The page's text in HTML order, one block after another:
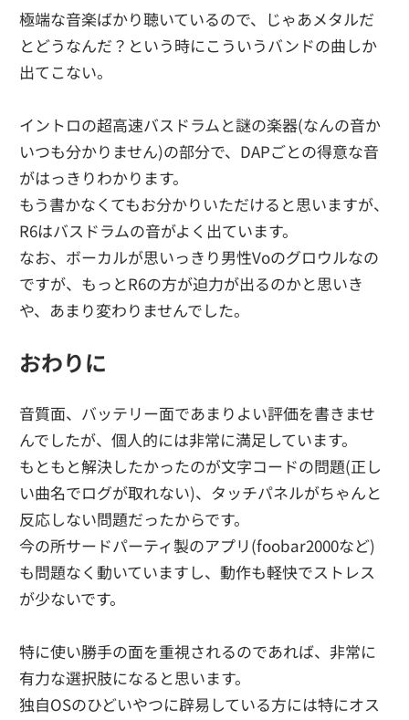
極端な音楽ばかり聴いているので、じゃあメタルだ
とどうなんだ？という時にこういうバンドの曲しか
出てこない。
イントロの超高速バスドラムと謎の楽器(なんの音か
いつも分かりません)の部分で、DAPごとの得意な音
がはっきりわかります。
もう書かなくてもお分かりいただけると思いますが、
R6はバスドラムの音がよく出ています。
なお、ボーカルが思いっきり男性Voのグロウルなの
ですが、もっとR6の方が迫力が出るのかと思いき
や、あまり変わりませんでした。
おわりに
音質面、バッテリー面であまりよい評価を書きませ
んでしたが、個人的には非常に満足しています。
もともと解決したかったのが文字コードの問題(正し
い曲名でログが取れない)、タッチパネルがちゃんと
反応しない問題だったからです。
今の所サードパーティ製のアプリ(foobar2000など)
も問題なく動いていますし、動作も軽快でストレス
が少ないです。
特に使い勝手の面を重視されるのであれば、非常に
有力な選択肢になると思います。
独自OSのひどいやつに辟易している方には特にオス